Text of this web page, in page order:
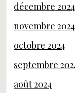
décembre 2024
novembre 2024
octobre 2024
septembre
août 2024